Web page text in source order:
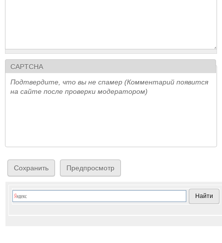
CAPTCHA
Подтвердите, что вы не спамер (Комментарий появится
на сайте после проверки модератором)